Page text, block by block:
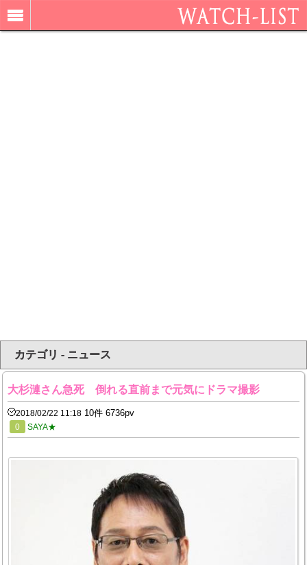
カテゴリ - ニュース
大杉漣さん急死 倒れる直前まで元気にドラマ撮影
2018/02/22 11:18 10件 6736pv
0 SAYA★